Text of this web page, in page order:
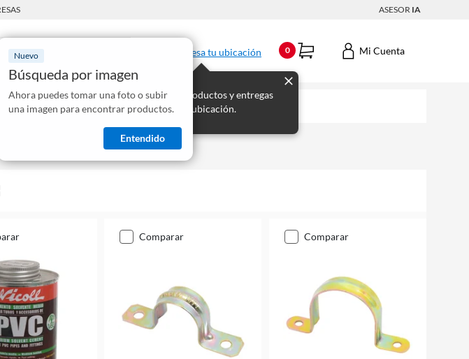
ASESOR IA
Nuevo
Búsqueda por imagen
Ahora puedes tomar una foto o subir
una imagen para encontrar productos.
Entendido
Ingresa tu ubicación
Mostraremos los productos y entregas
disponibles para tu ubicación.
0 Mi Cuenta
comparar comparar